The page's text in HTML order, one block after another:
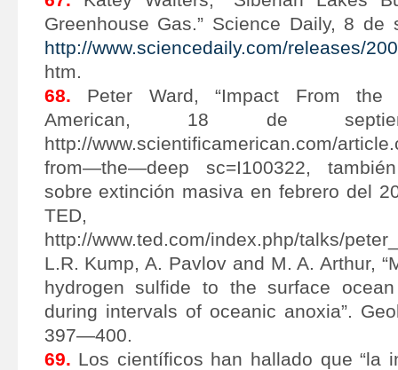
Greenhouse Gas.” Science Daily, 8 de
http://www.sciencedaily.com/releases/
htm.
68. Peter Ward, “Impact From the
American, 18 de
http://www.scientificamerican.com/
from—the—deep sc=I100322,
sobre extinción masiva en febrero del
TED,
http://www.ted.com/index.php/talks/
L.R. Kump, A. Pavlov and M. A. Arthur,
hydrogen sulfide to the surface
during intervals of oceanic anoxia”.
397—400.
69. Los científicos han hallado que “la